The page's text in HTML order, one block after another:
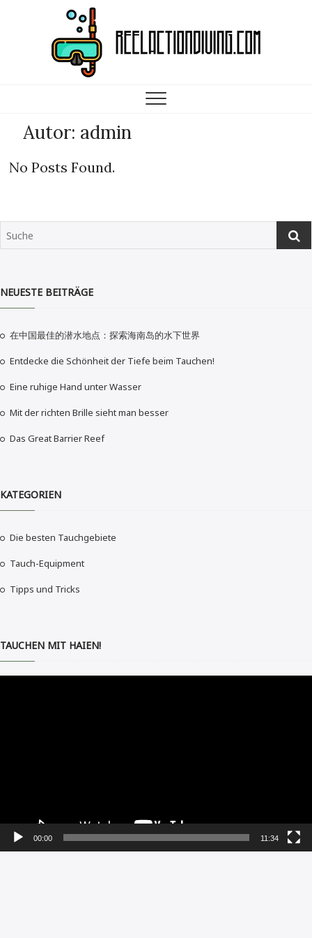
Reelactiondiving.com
Autor: admin
No Posts Found.
NEUESTE BEITRÄGE
在中国最佳的潜水地点：探索海南岛的水下世界
Entdecke die Schönheit der Tiefe beim Tauchen!
Eine ruhige Hand unter Wasser
Mit der richten Brille sieht man besser
Das Great Barrier Reef
KATEGORIEN
Die besten Tauchgebiete
Tauch-Equipment
Tipps und Tricks
TAUCHEN MIT HAIEN!
00:00 11:34